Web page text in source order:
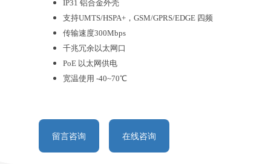
IP31 铝合金外壳
支持UMTS/HSPA+，GSM/GPRS/EDGE 四频
传输速度300Mbps
千兆冗余以太网口
PoE 以太网供电
宽温使用 -40~70℃
留言咨询 在线咨询